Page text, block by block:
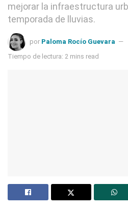
mejorar la infraestructura
temporada de lluvias.
por Paloma Rocío Guevara
Tiempo de lectura: 2 mins read